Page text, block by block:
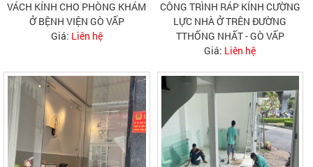
VÁCH KÍNH CHO PHÒNG KHÁM
Ở BỆNH VIỆN GÒ VẤP
Giá: Liên hệ
CÔNG TRÌNH RÁP KÍNH CƯỜNG
LỰC NHÀ Ở TRÊN ĐƯỜNG
TTHỐNG NHẤT - GÒ VẤP
Giá: Liên hệ